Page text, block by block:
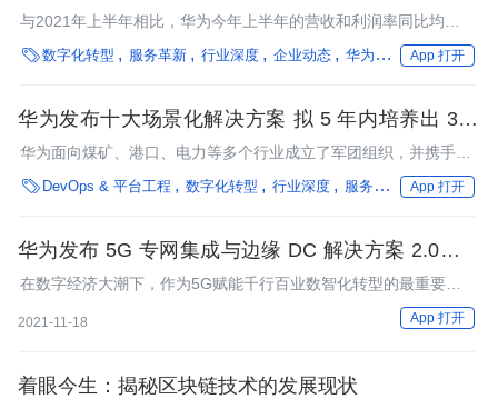
27.5%
与2021年上半年相比，华为今年上半年的营收和利润率同比均有
所下滑。
数字化转型 服务革新 行业深度 企业动态 华为 芯片App 打开
华为发布十大场景化解决方案 拟 5 年内培养出 300
万计算人才
华为面向煤矿、港口、电力等多个行业成立了军团组织，并携手
1800多家解决方案合作伙伴，深入场景联合创新，为客户打造适
配场景的产品和解决方案。
 DevOps & 平台工程 数字化转型 行业深度 服务革新 产品 企业
App 打开
华为发布 5G 专网集成与边缘 DC 解决方案 2.0，奏
响 5G toB 大合唱
在数字经济大潮下，作为5G赋能千行百业数智化转型的最重要抓
手，5G行业专网从一出生就扛起了时代重任，也给运营商、设备
商和行业伙伴们带来了广阔的发展机遇。
2021-11-18 App 打开
着眼今生：揭秘区块链技术的发展现状